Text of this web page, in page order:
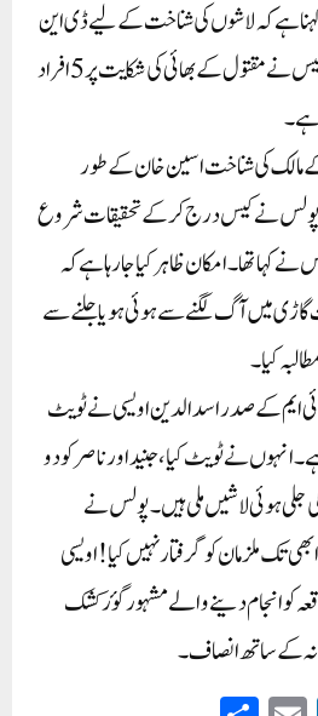
کہنا ہے کہ لاشوں کی شناخت کے لیے ڈی این
اے ٹیسٹ کرایا جائے گا۔ پولیس نے مقتول کے بھائی کی شکایت پر 5 افراد
کی شناخت اسین خان کے طور
پولس نے کیس درج کرکے تحقیقات شروع
تھا۔ امکان ظاہر کیا جا رہا ہے کہ
میں آگ لگنے سے ہوئی ہو یا جلنے سے
کیا۔
ایم کے صدر اسد الدین اویسی نے ٹویٹ
انہوں نے ٹویٹ کیا ، جنید اور ناصر کو دو
جلی ہوئی لاشیں ملی ہیں۔ پولس نے
تک ملزمان کو گرفتار نہیں کیا! اویسی
کو انجام دینے والے مشہورگؤ رکشک
کے ساتھ انصا ف۔